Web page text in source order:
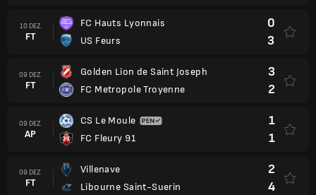
10 DEZ.
FT
FC Hauts Lyonnais
US Feurs
0
3
09 DEZ.
FT
Golden Lion de Saint Joseph
FC Metropole Troyenne
3
2
09 DEZ.
AP
CS Le Moule
FC Fleury 91
1
1
09 DEZ.
FT
Villenave
Libourne Saint-Suerin
2
4